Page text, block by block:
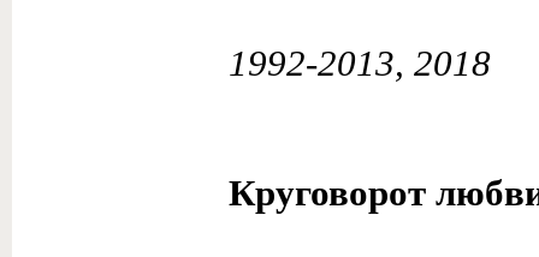
1992-2013, 2018
Круговорот